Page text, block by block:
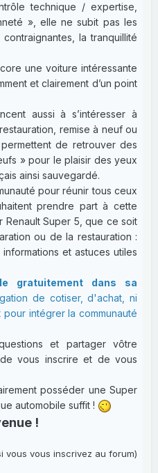
technique / expertise,
», elle ne subit pas les
la tranquillité
une voiture intéressante
et clairement d’un point
aussi à s’intéresser à
remise à neuf ou
de retrouver des
» pour le plaisir des yeux
ainsi sauvegardé.
pour réunir tous ceux
prendre part à cette
Super 5, que ce soit
ou de la restauration :
et astuces utiles
gratuitement dans sa
de cotiser, d'achat, ni
intégrer la communauté
et partager vôtre
vous inscrire et de vous
posséder une Super
automobile suffit !
!
vous vous inscrivez au forum)